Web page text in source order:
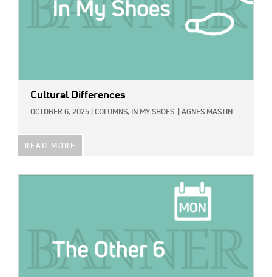
Cultural Differences
OCTOBER 6, 2025 COLUMNS, IN MY SHOES AGNES MASTIN
READ MORE